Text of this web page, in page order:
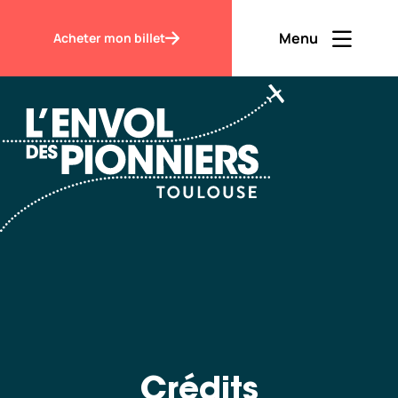
Acheter mon billet Menu
Ouvrir